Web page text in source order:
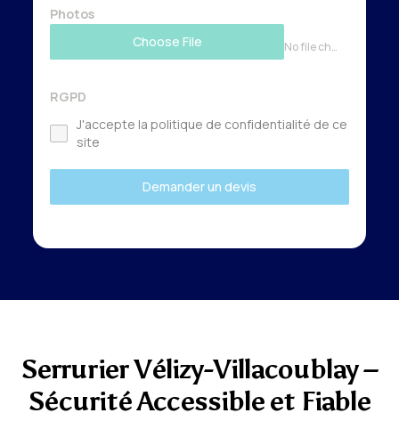
Photos
Choose File
No file chosen
RGPD
J'accepte la politique de confidentialité de ce
site
Demander un devis
Serrurier Vélizy-Villacoublay –
Sécurité Accessible et Fiable